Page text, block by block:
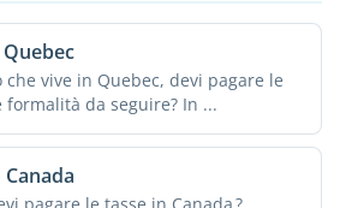
vive in Quebec, devi pagare le
formalità da seguire? In ...